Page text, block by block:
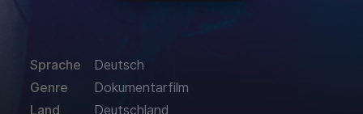
Sprache
Deutsch
Genre
Dokumentarfilm
Land
Deutschland